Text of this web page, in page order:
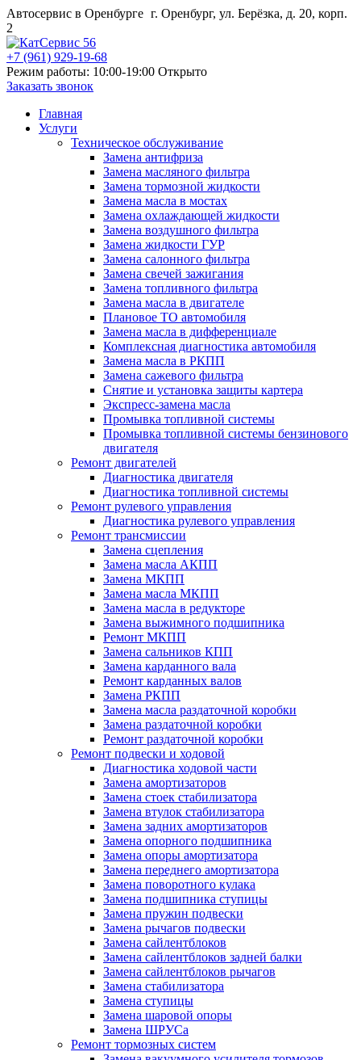
Автосервис в Оренбурге г. Оренбург, ул. Берёзка, д. 20, корп.
2
+7 (961) 929-19-68
Режим работы: 10:00-19:00 Открыто
Заказать звонок
Главная
Услуги
Техническое обслуживание
Замена антифриза
Замена масляного фильтра
Замена тормозной жидкости
Замена масла в мостах
Замена охлаждающей жидкости
Замена воздушного фильтра
Замена жидкости ГУР
Замена салонного фильтра
Замена свечей зажигания
Замена топливного фильтра
Замена масла в двигателе
Плановое ТО автомобиля
Замена масла в дифференциале
Комплексная диагностика автомобиля
Замена масла в РКПП
Замена сажевого фильтра
Снятие и установка защиты картера
Экспресс-замена масла
Промывка топливной системы
Промывка топливной системы бензинового
двигателя
Ремонт двигателей
Диагностика двигателя
Диагностика топливной системы
Ремонт рулевого управления
Диагностика рулевого управления
Ремонт трансмиссии
Замена сцепления
Замена масла АКПП
Замена МКПП
Замена масла МКПП
Замена масла в редукторе
Замена выжимного подшипника
Ремонт МКПП
Замена сальников КПП
Замена карданного вала
Ремонт карданных валов
Замена РКПП
Замена масла раздаточной коробки
Замена раздаточной коробки
Ремонт раздаточной коробки
Ремонт подвески и ходовой
Диагностика ходовой части
Замена амортизаторов
Замена стоек стабилизатора
Замена втулок стабилизатора
Замена задних амортизаторов
Замена опорного подшипника
Замена опоры амортизатора
Замена переднего амортизатора
Замена поворотного кулака
Замена подшипника ступицы
Замена пружин подвески
Замена рычагов подвески
Замена сайлентблоков
Замена сайлентблоков задней балки
Замена сайлентблоков рычагов
Замена стабилизатора
Замена ступицы
Замена шаровой опоры
Замена ШРУСа
Ремонт тормозных систем